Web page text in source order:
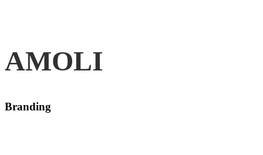
AMOLI
Branding